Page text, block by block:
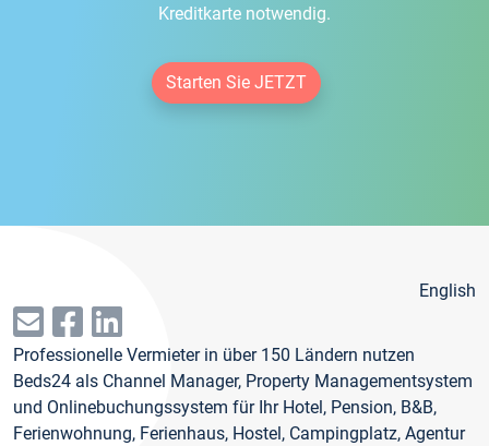
Kreditkarte notwendig.
Starten Sie JETZT
English
Professionelle Vermieter in über 150 Ländern nutzen
Beds24 als Channel Manager, Property Managementsystem
und Onlinebuchungssystem für Ihr Hotel, Pension, B&B,
Ferienwohnung, Ferienhaus, Hostel, Campingplatz, Agentur